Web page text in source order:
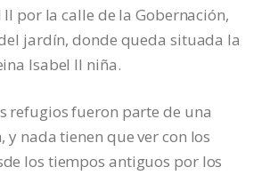
II por la calle de la Gobernación,
jardín, donde queda situada la
Isabel II niña.
refugios fueron parte de una
y nada tienen que ver con los
los tiempos antiguos por los